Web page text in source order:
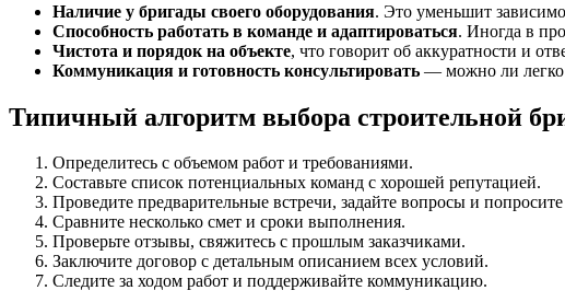
Наличие у бригады своего оборудования. Это уменьшит
Способность работать в команде и адаптироваться. Иногда в
Чистота и порядок на объекте, что говорит об аккуратности и
Коммуникация и готовность консультировать — можно ли легко
Типичный алгоритм выбора строительной
Определитесь с объемом работ и требованиями.
Составьте список потенциальных команд с хорошей репутацией.
Проведите предварительные встречи, задайте вопросы и
Сравните несколько смет и сроки выполнения.
Проверьте отзывы, свяжитесь с прошлым заказчиками.
Заключите договор с детальным описанием всех условий.
Следите за ходом работ и поддерживайте коммуникацию.